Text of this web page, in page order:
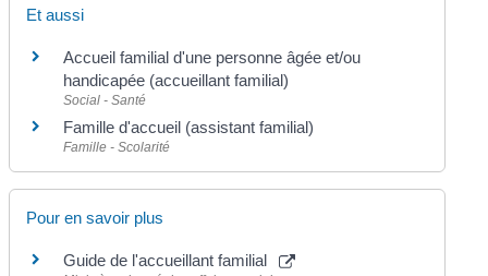
Et aussi
Accueil familial d'une personne âgée et/ou
handicapée (accueillant familial)
Social - Santé
Famille d'accueil (assistant familial)
Famille - Scolarité
Pour en savoir plus
Guide de l'accueillant familial